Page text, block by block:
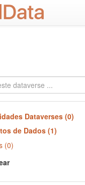
Dataverses (0)
de Dados (1)
(0)